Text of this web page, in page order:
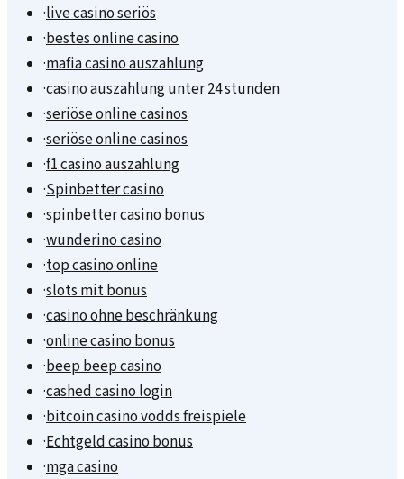
·live casino seriös
·bestes online casino
·mafia casino auszahlung
·casino auszahlung unter 24 stunden
·seriöse online casinos
·seriöse online casinos
·f1 casino auszahlung
·Spinbetter casino
·spinbetter casino bonus
·wunderino casino
·top casino online
·slots mit bonus
·casino ohne beschränkung
·online casino bonus
·beep beep casino
·cashed casino login
·bitcoin casino vodds freispiele
·Echtgeld casino bonus
·mga casino